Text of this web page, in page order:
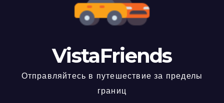
VistaFriends
Отправляйтесь в путешествие за пределы
границ